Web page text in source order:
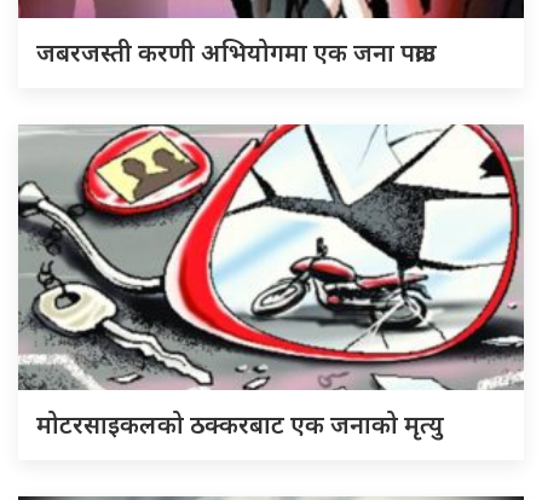
जबरजस्ती करणी अभियोगमा एक जना पक्राउ
मोटरसाइकलको ठक्करबाट एक जनाको मृत्यु